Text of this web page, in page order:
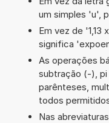
um simples 'u',
Em vez de '1,13
significa
As operações
subtração (-), pi
parênteses,
todos
Nas